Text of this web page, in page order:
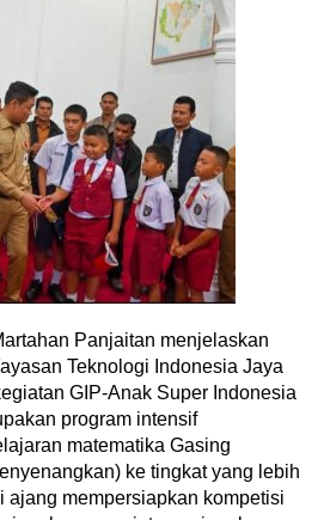
Panjaitan menjelaskan
Teknologi Indonesia Jaya
GIP-Anak Super Indonesia
program intensif
matematika Gasing
ke tingkat yang lebih
ajang mempersiapkan kompetisi